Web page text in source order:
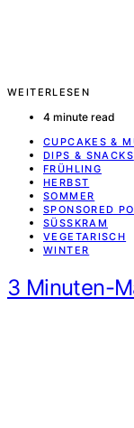
WEITERLESEN
4 minute read
CUPCAKES &
DIPS & SNACKS
FRÜHLING
HERBST
SOMMER
SPONSORED
SÜSSKRAM
VEGETARISCH
WINTER
3 Minuten-